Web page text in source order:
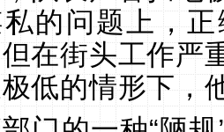
的问题上，
在街头工作严
低的情形下，